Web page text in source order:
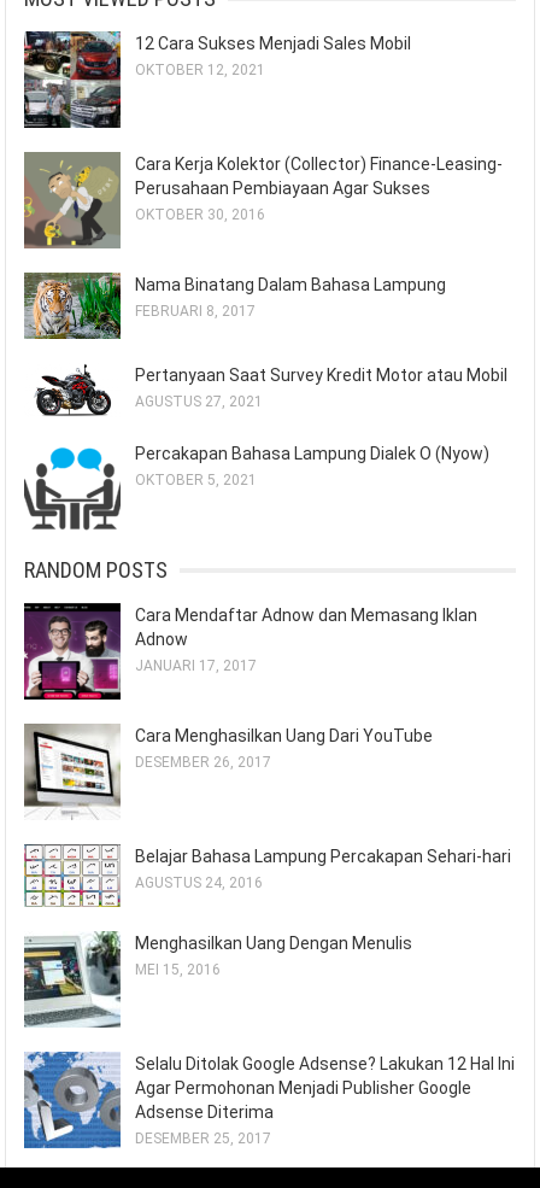
12 Cara Sukses Menjadi Sales Mobil
OKTOBER 12, 2021
Cara Kerja Kolektor (Collector) Finance-Leasing-
Perusahaan Pembiayaan Agar Sukses
OKTOBER 30, 2016
Nama Binatang Dalam Bahasa Lampung
FEBRUARI 8, 2017
Pertanyaan Saat Survey Kredit Motor atau Mobil
AGUSTUS 27, 2021
Percakapan Bahasa Lampung Dialek O (Nyow)
OKTOBER 5, 2021
RANDOM POSTS
Cara Mendaftar Adnow dan Memasang Iklan
Adnow
JANUARI 17, 2017
Cara Menghasilkan Uang Dari YouTube
DESEMBER 26, 2017
Belajar Bahasa Lampung Percakapan Sehari-hari
AGUSTUS 24, 2016
Menghasilkan Uang Dengan Menulis
MEI 15, 2016
Selalu Ditolak Google Adsense? Lakukan 12 Hal Ini
Agar Permohonan Menjadi Publisher Google
Adsense Diterima
DESEMBER 25, 2017